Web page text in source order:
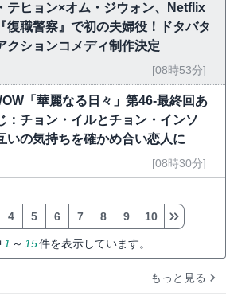
テヒョン×オム・ジウォン、Netflix
復職警察』で初の夫婦役！ドタバタ
クションコメディ制作決定
[08時53分]
「華麗なる日々」第46-最終回あ
：チョン・イルとチョン・インソ
いの気持ちを確かめ合い恋人に
[08時30分]
1 ～ 15件を表示しています。
4 5 6 7 8 9 10
もっと見る